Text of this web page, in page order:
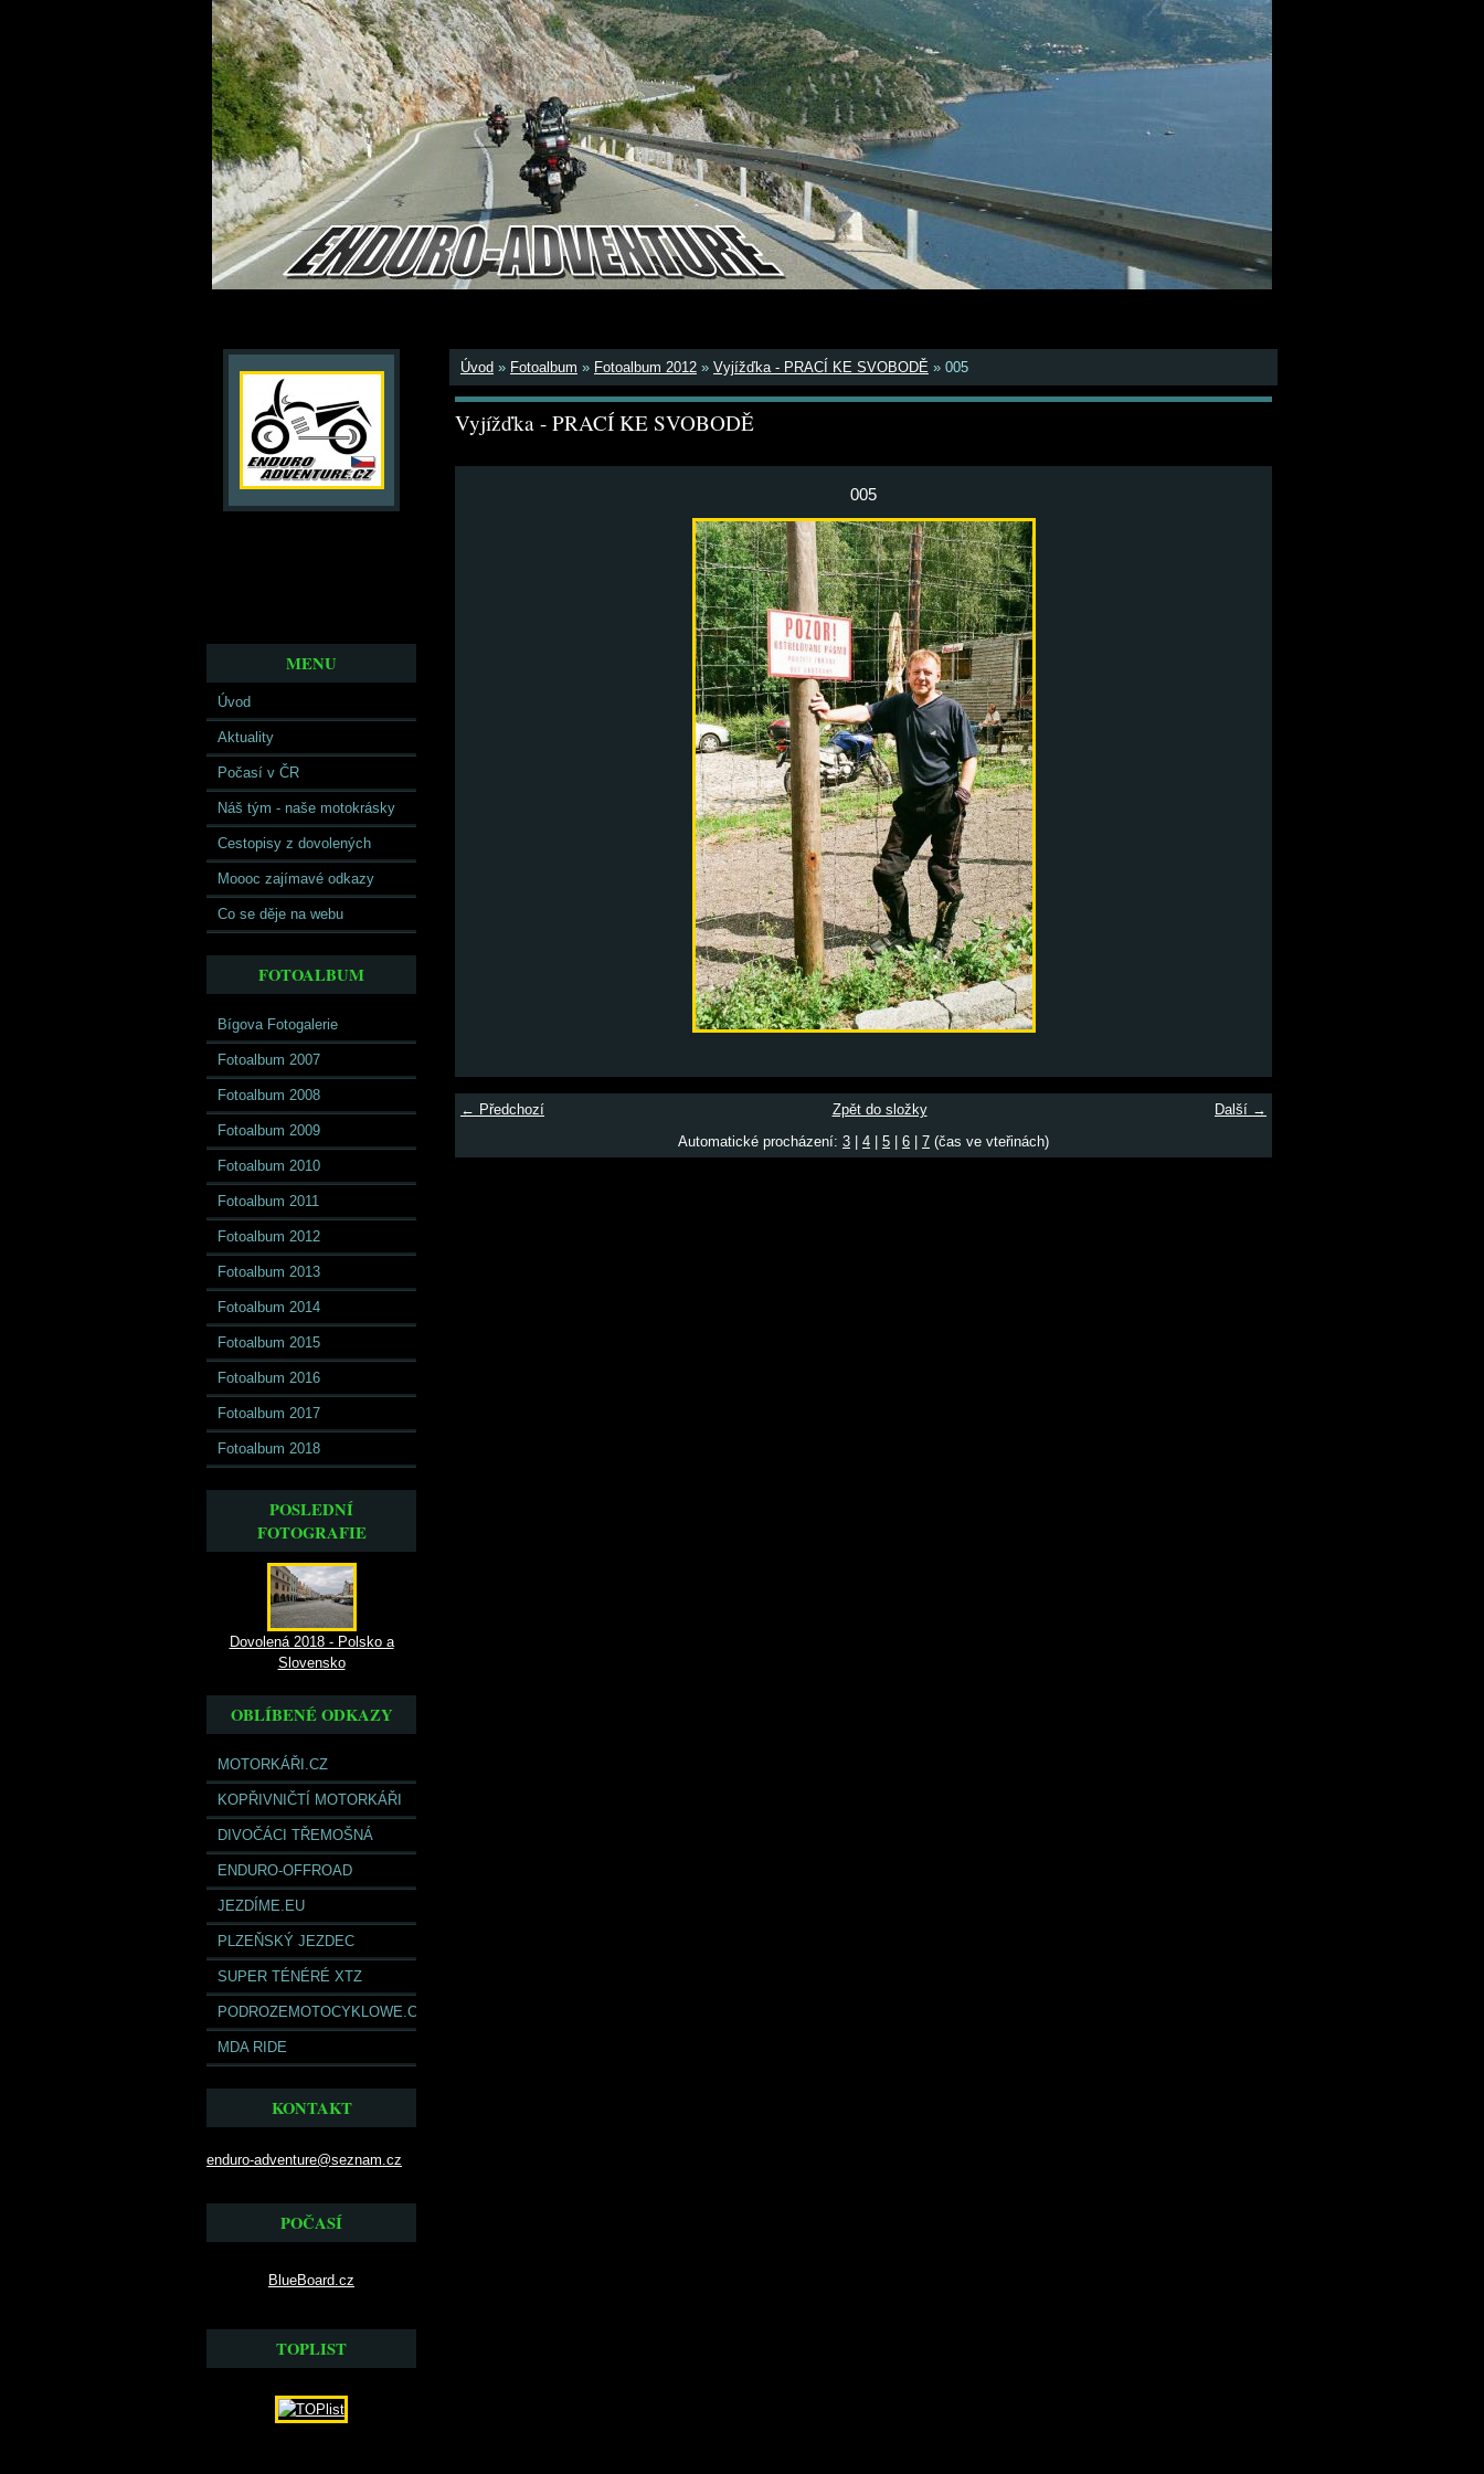
MENU
Úvod
Aktuality
Počasí v ČR
Náš tým - naše motokrásky
Cestopisy z dovolených
Moooc zajímavé odkazy
Co se děje na webu
FOTOALBUM
Bígova Fotogalerie
Fotoalbum 2007
Fotoalbum 2008
Fotoalbum 2009
Fotoalbum 2010
Fotoalbum 2011
Fotoalbum 2012
Fotoalbum 2013
Fotoalbum 2014
Fotoalbum 2015
Fotoalbum 2016
Fotoalbum 2017
Fotoalbum 2018
POSLEDNÍ
FOTOGRAFIE
Dovolená 2018 - Polsko a
Slovensko
OBLÍBENÉ ODKAZY
MOTORKÁŘI.CZ
KOPŘIVNIČTÍ MOTORKÁŘI
DIVOČÁCI TŘEMOŠNÁ
ENDURO-OFFROAD
JEZDÍME.EU
PLZEŇSKÝ JEZDEC
SUPER TÉNÉRÉ XTZ
PODROZEMOTOCYKLOWE.COM
MDA RIDE
KONTAKT
enduro-adventure@seznam.cz
POČASÍ
BlueBoard.cz
TOPLIST
Úvod » Fotoalbum » Fotoalbum 2012 » Vyjížďka - PRACÍ KE SVOBODĚ » 005
Vyjížďka - PRACÍ KE SVOBODĚ
005
← Předchozí Další →
Zpět do složky
Automatické procházení: 3 4 5 6 7 (čas ve vteřinách)